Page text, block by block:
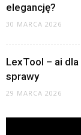
elegancję?
30 MARCA 2026
LexTool – ai
sprawy
29 MARCA 2026